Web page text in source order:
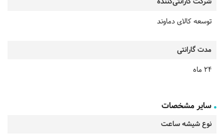
توسعه کالای دماوند
مدت گارانتی
24 ماه
سایر مشخصات
نوع شیشه ساعت